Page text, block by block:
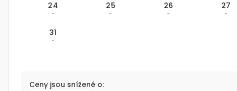
24
-
25
-
26
-
27
-
31
-
Ceny jsou snížené o: